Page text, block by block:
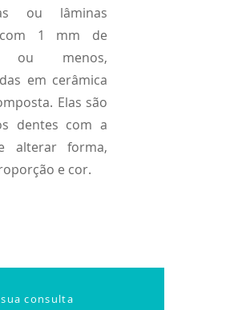
ou lâminas
com 1 mm de
ou menos,
em cerâmica
Elas são
dentes com a
alterar forma,
e cor.
consulta